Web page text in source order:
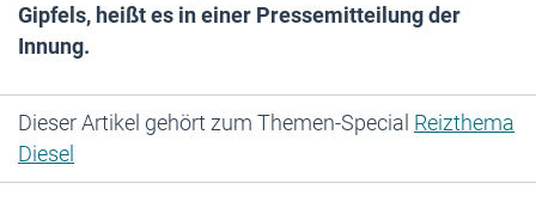
Gipfels, heißt es in einer Pressemitteilung der
Innung.
Dieser Artikel gehört zum Themen-Special Reizthema
Diesel